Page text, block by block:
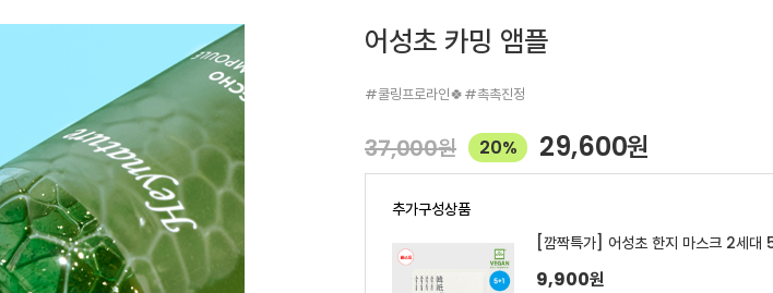
어성초 카밍 앰플
#쿨링프로라인🍀#촉촉진정
37,000원 20% 29,600원
추가구성상품
[깜짝특가] 어성초 한지 마스크 2세대
9,900원